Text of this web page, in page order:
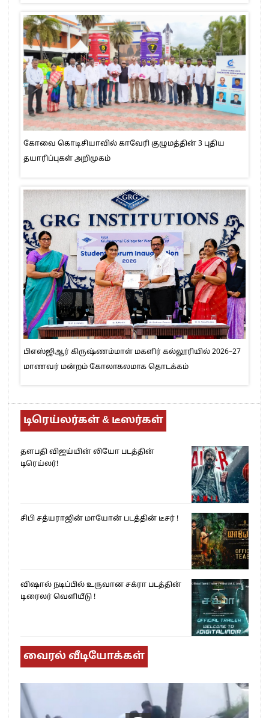
கோவை கொடிசியாவில் காவேரி குழுமத்தின் 3 புதிய
தயாரிப்புகள் அறிமுகம்
பிஎஸ்ஜிஆர் கிருஷ்ணம்மாள் மகளிர் கல்லூரியில் 2026–27
மாணவர் மன்றம் கோலாகலமாக தொடக்கம்
டிரெய்லர்கள் & டீஸர்கள்
தளபதி விஜய்யின் லியோ படத்தின்
டிரெய்லர்!
சிபி சத்யராஜின் மாயோன் படத்தின் டீசர் !
விஷால் நடிப்பில் உருவான சக்ரா படத்தின்
டிரைலர் வெளியீடு !
வைரல் வீடியோக்கள்